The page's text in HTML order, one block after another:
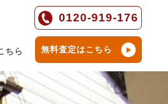
0120-919-176
ちら 無料査定はこちら